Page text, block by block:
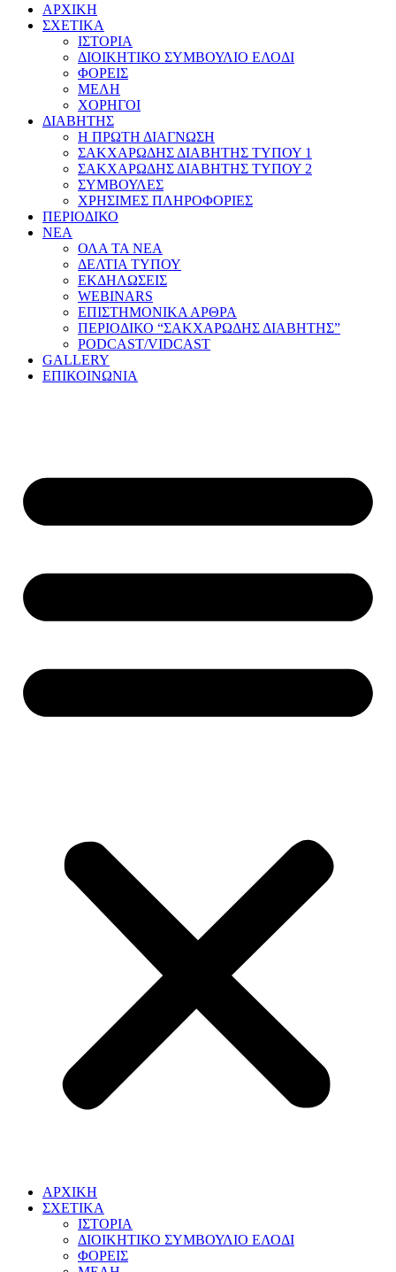
ΑΡΧΙΚΗ
ΣΧΕΤΙΚΑ
ΙΣΤΟΡΙΑ
ΔΙΟΙΚΗΤΙΚΟ ΣΥΜΒΟΥΛΙΟ ΕΛΟΔΙ
ΦΟΡΕΙΣ
ΜΕΛΗ
ΧΟΡΗΓΟΙ
ΔΙΑΒΗΤΗΣ
Η ΠΡΩΤΗ ΔΙΑΓΝΩΣΗ
ΣΑΚΧΑΡΩΔΗΣ ΔΙΑΒΗΤΗΣ ΤΥΠΟΥ 1
ΣΑΚΧΑΡΩΔΗΣ ΔΙΑΒΗΤΗΣ ΤΥΠΟΥ 2
ΣΥΜΒΟΥΛΕΣ
ΧΡΗΣΙΜΕΣ ΠΛΗΡΟΦΟΡΙΕΣ
ΠΕΡΙΟΔΙΚΟ
ΝΕΑ
ΟΛΑ ΤΑ ΝΕΑ
ΔΕΛΤΙΑ ΤΥΠΟΥ
ΕΚΔΗΛΩΣΕΙΣ
WEBINARS
ΕΠΙΣΤΗΜΟΝΙΚΑ ΑΡΘΡΑ
ΠΕΡΙΟΔΙΚΟ “ΣΑΚΧΑΡΩΔΗΣ ΔΙΑΒΗΤΗΣ”
PODCAST/VIDCAST
GALLERY
ΕΠΙΚΟΙΝΩΝΙΑ
ΑΡΧΙΚΗ
ΣΧΕΤΙΚΑ
ΙΣΤΟΡΙΑ
ΔΙΟΙΚΗΤΙΚΟ ΣΥΜΒΟΥΛΙΟ ΕΛΟΔΙ
ΦΟΡΕΙΣ